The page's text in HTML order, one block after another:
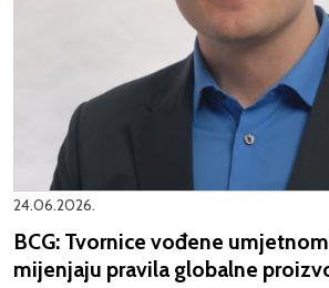
24.06.2026.
BCG: Tvornice vođene
mijenjaju pravila globalne